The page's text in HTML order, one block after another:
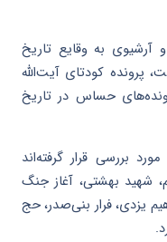
آرشیوی به وقایع تاریخ
پرونده کودتای آیت‌الله
حساس در تاریخ
بررسی قرار گرفته‌اند
شهید بهشتی، آغاز جنگ
یزدی، فرار بنی‌صدر، حج